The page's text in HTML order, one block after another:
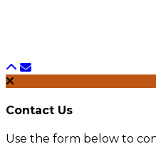
Contact Us
Use the form below to